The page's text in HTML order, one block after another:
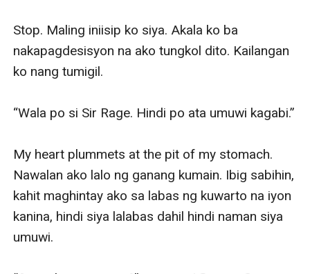
Stop. Maling iniisip ko siya. Akala ko ba
nakapagdesisyon na ako tungkol dito. Kailangan
ko nang tumigil.
“Wala po si Sir Rage. Hindi po ata umuwi kagabi.”
My heart plummets at the pit of my stomach.
Nawalan ako lalo ng ganang kumain. Ibig sabihin,
kahit maghintay ako sa labas ng kuwarto na iyon
kanina, hindi siya lalabas dahil hindi naman siya
umuwi.